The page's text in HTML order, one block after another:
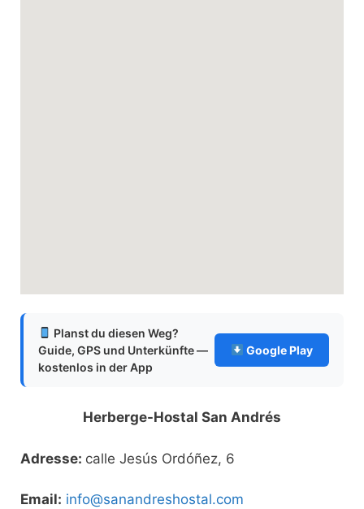
Planst du diesen Weg?
Guide, GPS und Unterkünfte —
kostenlos in der App
Google Play
Herberge-Hostal San Andrés
Adresse: calle Jesús Ordóñez, 6
Email: info@sanandreshostal.com